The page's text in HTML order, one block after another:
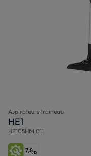
Aspirateurs traineau
HE1
HE105HM 011
7,8/10